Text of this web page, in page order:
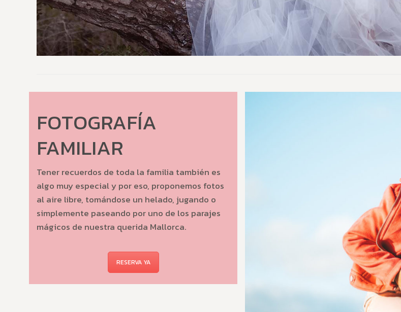
FOTOGRAFÍA
FAMILIAR
Tener recuerdos de toda la familia también es
algo muy especial y por eso, proponemos fotos
al aire libre, tomándose un helado, jugando o
simplemente paseando por uno de los parajes
mágicos de nuestra querida Mallorca.
RESERVA YA